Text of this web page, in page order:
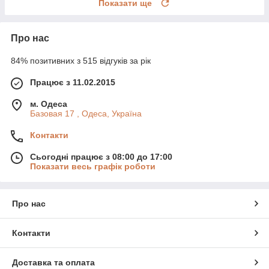
Показати ще
Про нас
84% позитивних з 515 відгуків за рік
Працює з 11.02.2015
м. Одеса
Базовая 17 , Одеса, Україна
Контакти
Сьогодні працює з 08:00 до 17:00
Показати весь графік роботи
Про нас
Контакти
Доставка та оплата